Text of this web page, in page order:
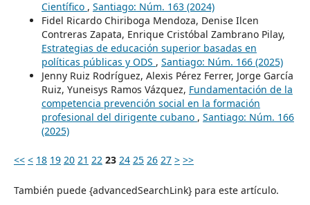
Científico , Santiago: Núm. 163 (2024)
Fidel Ricardo Chiriboga Mendoza, Denise Ilcen
Contreras Zapata, Enrique Cristóbal Zambrano Pilay,
Estrategias de educación superior basadas en
políticas públicas y ODS , Santiago: Núm. 166 (2025)
Jenny Ruiz Rodríguez, Alexis Pérez Ferrer, Jorge García
Ruiz, Yuneisys Ramos Vázquez, Fundamentación de la
competencia prevención social en la formación
profesional del dirigente cubano , Santiago: Núm. 166
(2025)
<< < 18 19 20 21 22 23 24 25 26 27 > >>
También puede {advancedSearchLink} para este artículo.